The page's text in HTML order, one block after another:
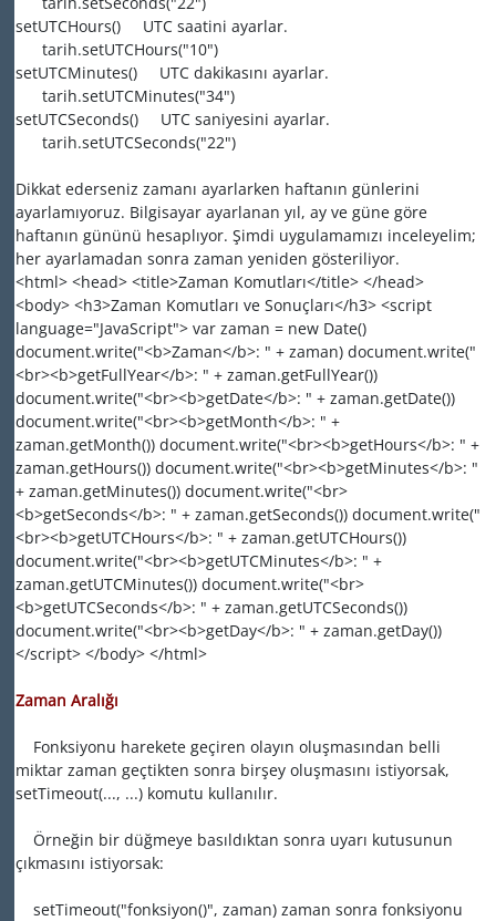
setUTCHours() UTC saatini ayarlar.
tarih.setUTCHours("10")
setUTCMinutes() UTC dakikasını ayarlar.
tarih.setUTCMinutes("34")
setUTCSeconds() UTC saniyesini ayarlar.
tarih.setUTCSeconds("22")
Dikkat ederseniz zamanı ayarlarken haftanın günlerini
ayarlamıyoruz. Bilgisayar ayarlanan yıl, ay ve güne göre
haftanın gününü hesaplıyor. Şimdi uygulamamızı inceleyelim;
her ayarlamadan sonra zaman yeniden gösteriliyor.
<html> <head> <title>Zaman Komutları</title> </head>
<body> <h3>Zaman Komutları ve Sonuçları</h3> <script
language="JavaScript"> var zaman = new Date()
document.write("<b>Zaman</b>: " + zaman) document.write("
<br><b>getFullYear</b>: " + zaman.getFullYear())
document.write("<br><b>getDate</b>: " + zaman.getDate())
document.write("<br><b>getMonth</b>: " +
zaman.getMonth()) document.write("<br><b>getHours</b>: " +
zaman.getHours()) document.write("<br><b>getMinutes</b>: "
+ zaman.getMinutes()) document.write("<br>
<b>getSeconds</b>: " + zaman.getSeconds()) document.write("
<br><b>getUTCHours</b>: " + zaman.getUTCHours())
document.write("<br><b>getUTCMinutes</b>: " +
zaman.getUTCMinutes()) document.write("<br>
<b>getUTCSeconds</b>: " + zaman.getUTCSeconds())
document.write("<br><b>getDay</b>: " + zaman.getDay())
</script> </body> </html>
Zaman Aralığı
Fonksiyonu harekete geçiren olayın oluşmasından belli
miktar zaman geçtikten sonra birşey oluşmasını istiyorsak,
setTimeout(..., ...) komutu kullanılır.
Örneğin bir düğmeye basıldıktan sonra uyarı kutusunun
çıkmasını istiyorsak:
setTimeout("fonksiyon()", zaman) zaman sonra fonksiyonu